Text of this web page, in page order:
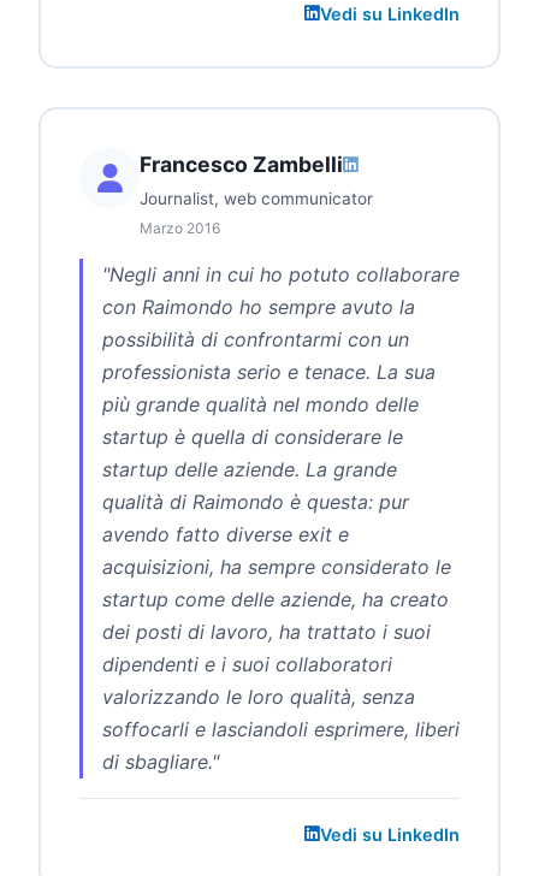
Vedi su LinkedIn
Francesco Zambelli
Journalist, web communicator
Marzo 2016
"Negli anni in cui ho potuto collaborare
con Raimondo ho sempre avuto la
possibilità di confrontarmi con un
professionista serio e tenace. La sua
più grande qualità nel mondo delle
startup è quella di considerare le
startup delle aziende. La grande
qualità di Raimondo è questa: pur
avendo fatto diverse exit e
acquisizioni, ha sempre considerato le
startup come delle aziende, ha creato
dei posti di lavoro, ha trattato i suoi
dipendenti e i suoi collaboratori
valorizzando le loro qualità, senza
soffocarli e lasciandoli esprimere, liberi
di sbagliare."
Vedi su LinkedIn